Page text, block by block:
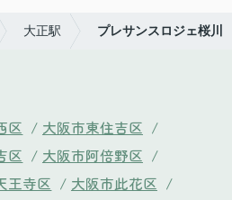
大正駅 プレサンスロジェ桜川
区 / 大阪市東住吉区 /
区 / 大阪市阿倍野区 /
王寺区 / 大阪市此花区 /